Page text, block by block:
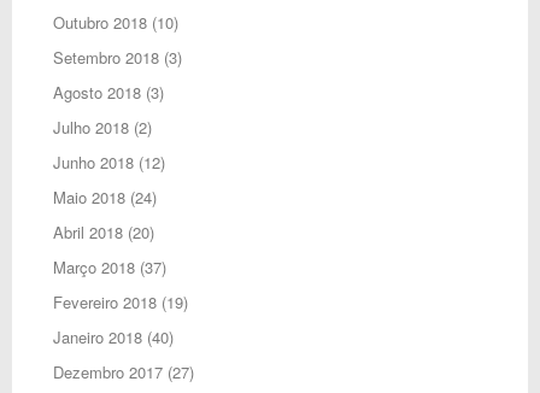
Outubro 2018(10)
Setembro 2018(3)
Agosto 2018(3)
Julho 2018(2)
Junho 2018(12)
Maio 2018(24)
Abril 2018(20)
Março 2018(37)
Fevereiro 2018(19)
Janeiro 2018(40)
Dezembro 2017(27)